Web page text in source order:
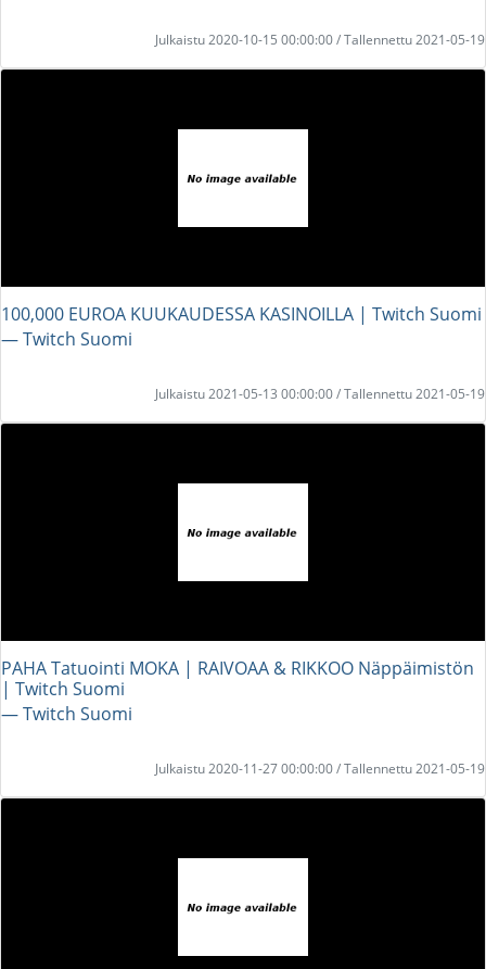
Julkaistu 2020-10-15 00:00:00 / Tallennettu 2021-05-19
100,000 EUROA KUUKAUDESSA KASINOILLA | Twitch Suomi
― Twitch Suomi
Julkaistu 2021-05-13 00:00:00 / Tallennettu 2021-05-19
PAHA Tatuointi MOKA | RAIVOAA & RIKKOO Näppäimistön
| Twitch Suomi
― Twitch Suomi
Julkaistu 2020-11-27 00:00:00 / Tallennettu 2021-05-19